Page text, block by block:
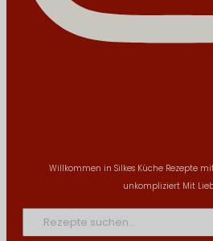
Willkommen in Silkes Küche Rezepte
unkompliziert Mit